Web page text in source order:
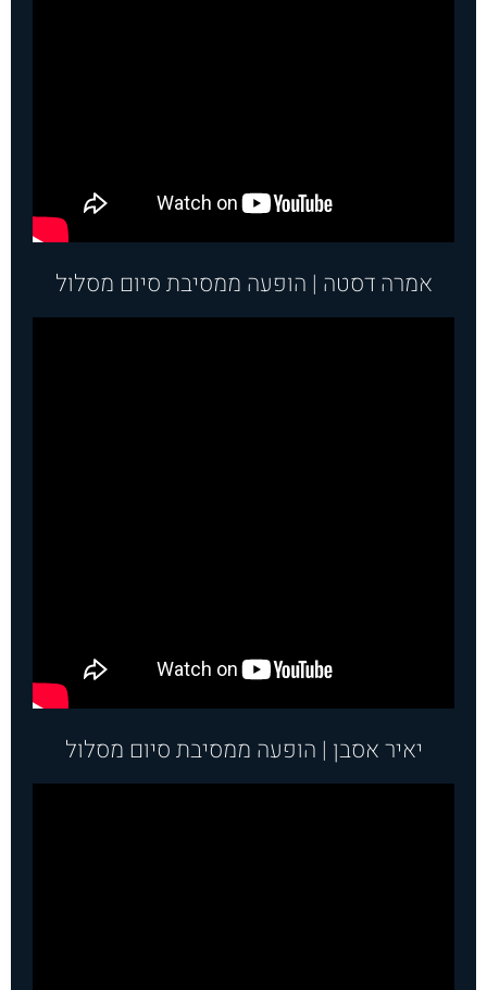
יאיר אסבן | הופעה ממסיבת סיום מסלול
אמרה דסטה | הופעה ממסיבת סיום מסלול​